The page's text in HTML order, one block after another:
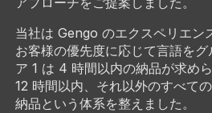
当社は Gengo のエクスペリエン
お客様の優先度に応じて言語を
ア 1 は 4 時間以内の納品が求め
12 時間以内、それ以外のすべて
納品という体系を整えました。